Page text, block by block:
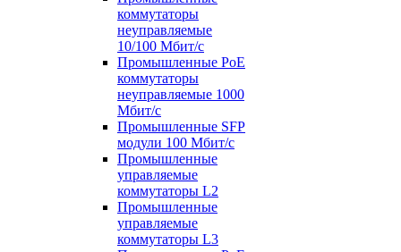
коммутаторы
неуправляемые
10/100 Мбит/с
Промышленные PoE
коммутаторы
неуправляемые 1000
Мбит/с
Промышленные SFP
модули 100 Мбит/c
Промышленные
управляемые
коммутаторы L2
Промышленные
управляемые
коммутаторы L3